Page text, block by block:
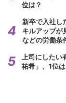
位は？
新卒で入社
キルアップが
などの労働条
上司にした
祐希」、1位は